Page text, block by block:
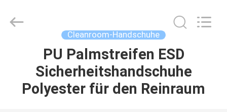
PRODUKTE
Technology
Co.,Ltd.
Cleanroom-Handschuhe
PU Palmstreifen ESD
Sicherheitshandschuhe
Polyester für den Reinraum